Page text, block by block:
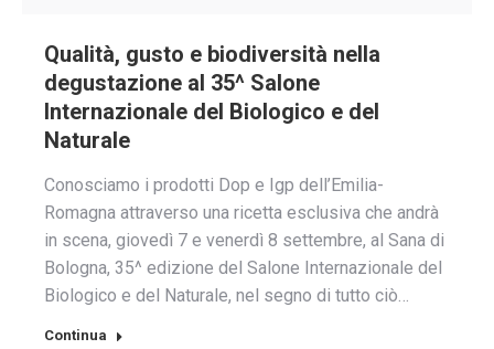
Qualità, gusto e biodiversità nella
degustazione al 35^ Salone
Internazionale del Biologico e del
Naturale
Conosciamo i prodotti Dop e Igp dell’Emilia-
Romagna attraverso una ricetta esclusiva che andrà
in scena, giovedì 7 e venerdì 8 settembre, al Sana di
Bologna, 35^ edizione del Salone Internazionale del
Biologico e del Naturale, nel segno di tutto ciò…
Continua